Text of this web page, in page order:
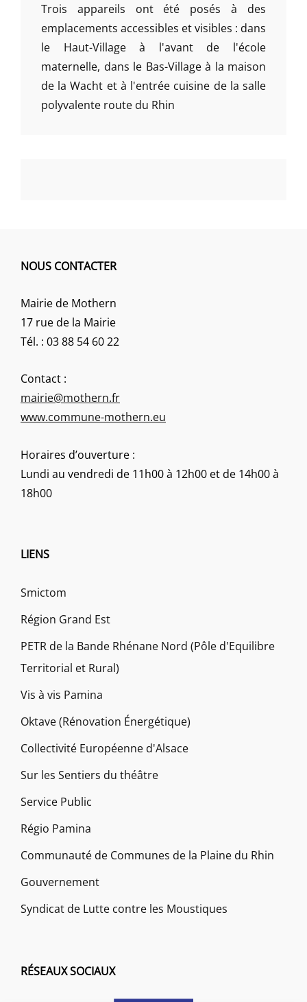
Trois appareils ont été posés à des
emplacements accessibles et visibles : dans
le Haut-Village à l'avant de l'école
maternelle, dans le Bas-Village à la maison
de la Wacht et à l'entrée cuisine de la salle
polyvalente route du Rhin
NOUS CONTACTER
Mairie de Mothern
17 rue de la Mairie
Tél. : 03 88 54 60 22
Contact :
mairie@mothern.fr
www.commune-mothern.eu
Horaires d’ouverture :
Lundi au vendredi de 11h00 à 12h00 et de 14h00 à
18h00
LIENS
Smictom
Région Grand Est
PETR de la Bande Rhénane Nord (Pôle d'Equilibre
Territorial et Rural)
Vis à vis Pamina
Oktave (Rénovation Énergétique)
Collectivité Européenne d'Alsace
Sur les Sentiers du théâtre
Service Public
Régio Pamina
Communauté de Communes de la Plaine du Rhin
Gouvernement
Syndicat de Lutte contre les Moustiques
RÉSEAUX SOCIAUX